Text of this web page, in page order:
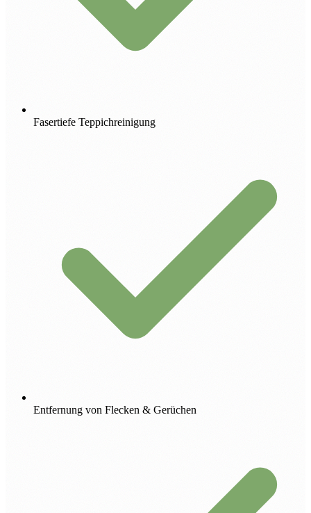
Fasertiefe Teppichreinigung
Entfernung von Flecken & Gerüchen